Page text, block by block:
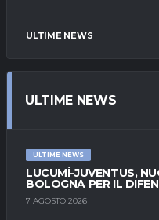
ULTIME NEWS
ULTIME NEWS
ULTIME NEWS
LUCUMÍ-JUVENTUS,
BOLOGNA PER IL
7 AGOSTO 2026